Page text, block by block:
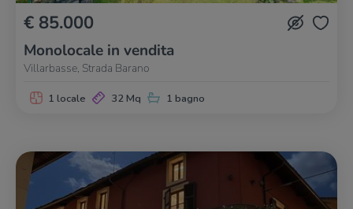
€ 85.000
Monolocale in vendita
Villarbasse, Strada Barano
1 locale 32 Mq 1 bagno